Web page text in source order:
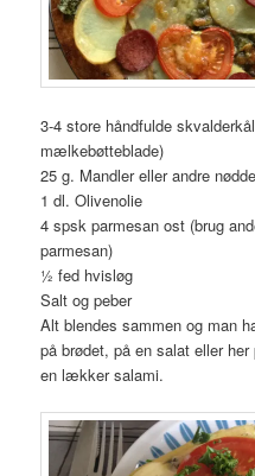
3-4 store håndfulde
mælkebøtteblade)
25 g. Mandler eller andre
1 dl. Olivenolie
4 spsk parmesan ost (brug
parmesan)
½ fed hvisløg
Salt og peber
Alt blendes sammen og man
på brødet, på en salat eller
en lækker salami.